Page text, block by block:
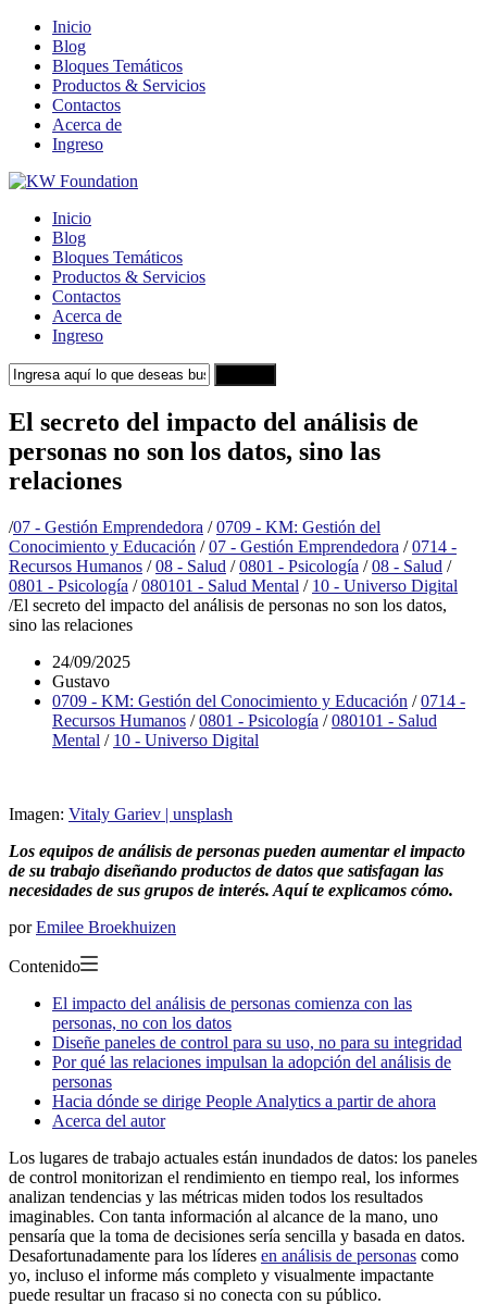
Inicio
Blog
Bloques Temáticos
Productos & Servicios
Contactos
Acerca de
Ingreso
Inicio
Blog
Bloques Temáticos
Productos & Servicios
Contactos
Acerca de
Ingreso
El secreto del impacto del análisis de
personas no son los datos, sino las
relaciones
/07 - Gestión Emprendedora / 0709 - KM: Gestión del
Conocimiento y Educación / 07 - Gestión Emprendedora / 0714 -
Recursos Humanos / 08 - Salud / 0801 - Psicología / 08 - Salud /
0801 - Psicología / 080101 - Salud Mental / 10 - Universo Digital
/El secreto del impacto del análisis de personas no son los datos,
sino las relaciones
24/09/2025
Gustavo
0709 - KM: Gestión del Conocimiento y Educación /0714 -
Recursos Humanos /0801 - Psicología /080101 - Salud
Mental / 10 - Universo Digital
Imagen: Vitaly Gariev | unsplash
Los equipos de análisis de personas pueden aumentar el impacto
de su trabajo diseñando productos de datos que satisfagan las
necesidades de sus grupos de interés. Aquí te explicamos cómo.
porEmilee Broekhuizen
Contenido
El impacto del análisis de personas comienza con las
personas, no con los datos
Diseñe paneles de control para su uso, no para su integridad
Por qué las relaciones impulsan la adopción del análisis de
personas
Hacia dónde se dirige People Analytics a partir de ahora
Acerca del autor
Los lugares de trabajo actuales están inundados de datos: los paneles
de control monitorizan el rendimiento en tiempo real, los informes
analizan tendencias y las métricas miden todos los resultados
imaginables. Con tanta información al alcance de la mano, uno
pensaría que la toma de decisiones sería sencilla y basada en datos.
Desafortunadamente para los líderes en análisis de personas como
yo, incluso el informe más completo y visualmente impactante
puede resultar un fracaso si no conecta con su público.